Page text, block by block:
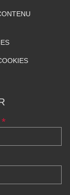
*